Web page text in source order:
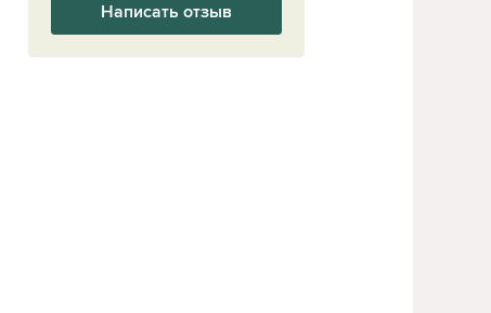
Написать отзыв